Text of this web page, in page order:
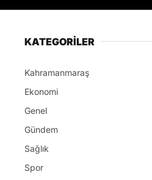
KATEGORİLER
Kahramanmaraş
Ekonomi
Genel
Gündem
Sağlık
Spor